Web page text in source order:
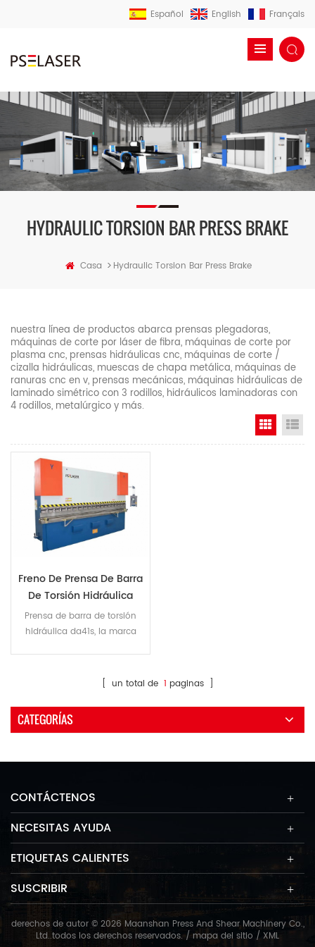
Español English Français
HYDRAULIC TORSION BAR PRESS BRAKE
Casa > Hydraulic Torsion Bar Press Brake
nuestra línea de productos abarca prensas plegadoras,
máquinas de corte por láser de fibra, máquinas de corte por
plasma cnc, prensas hidráulicas cnc, máquinas de corte /
cizalla hidráulicas, muescas de chapa metálica, máquinas de
ranuras cnc en v, prensas mecánicas, máquinas hidráulicas de
laminado simétrico con 3 rodillos, hidráulicos laminadoras con
4 rodillos, metalúrgico y más.
Grid
Freno De Prensa De Barra
De Torsión Hidráulica
Da41s
Prensa de barra de torsión
hidráulica da41s, la marca
servocontrol; pantalla de
luminosidad de 4.7 "con
interfaz en varios idiomas que
almacenan alrededor de 100
programas 7
[ un total de 1 paginas ]
CATEGORÍAS
CONTÁCTENOS
NECESITAS AYUDA
ETIQUETAS CALIENTES
SUSCRIBIR
derechos de autor © 2026 Maanshan Press And Shear Machinery Co.,
Ltd..todos los derechos reservados. /mapa del sitio / XML